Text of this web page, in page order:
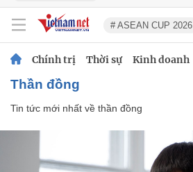
# ASEAN CUP 2026
Chính trị Thời sự Kinh doanh
thần đồng
Tin tức mới nhất về thần đồng